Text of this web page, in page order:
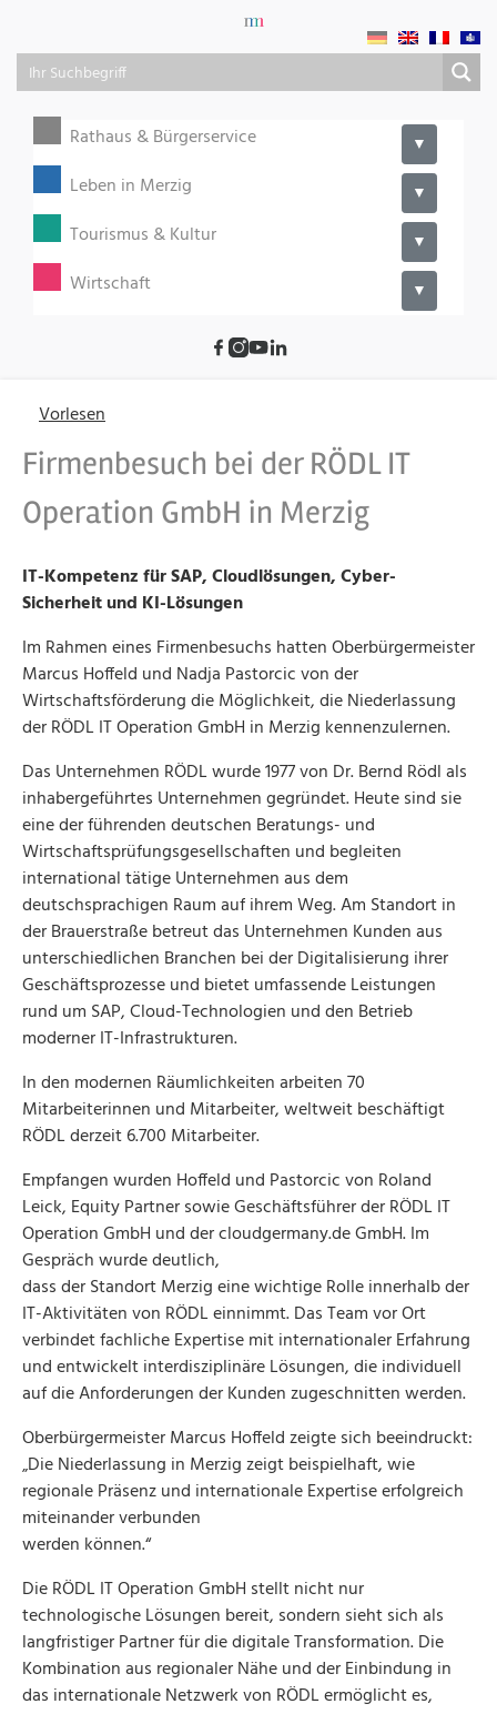
Rathaus & Bürgerservice ▼
Leben in Merzig ▼
Tourismus & Kultur ▼
Wirtschaft ▼
Vorlesen
Firmenbesuch bei der RÖDL IT
Operation GmbH in Merzig
IT-Kompetenz für SAP, Cloudlösungen, Cyber-
Sicherheit und KI-Lösungen
Im Rahmen eines Firmenbesuchs hatten Oberbürgermeister
Marcus Hoffeld und Nadja Pastorcic von der
Wirtschaftsförderung die Möglichkeit, die Niederlassung
der RÖDL IT Operation GmbH in Merzig kennenzulernen.
Das Unternehmen RÖDL wurde 1977 von Dr. Bernd Rödl als
inhabergeführtes Unternehmen gegründet. Heute sind sie
eine der führenden deutschen Beratungs- und
Wirtschaftsprüfungsgesellschaften und begleiten
international tätige Unternehmen aus dem
deutschsprachigen Raum auf ihrem Weg. Am Standort in
der Brauerstraße betreut das Unternehmen Kunden aus
unterschiedlichen Branchen bei der Digitalisierung ihrer
Geschäftsprozesse und bietet umfassende Leistungen
rund um SAP, Cloud-Technologien und den Betrieb
moderner IT-Infrastrukturen.
In den modernen Räumlichkeiten arbeiten 70
Mitarbeiterinnen und Mitarbeiter, weltweit beschäftigt
RÖDL derzeit 6.700 Mitarbeiter.
Empfangen wurden Hoffeld und Pastorcic von Roland
Leick, Equity Partner sowie Geschäftsführer der RÖDL IT
Operation GmbH und der cloudgermany.de GmbH. Im
Gespräch wurde deutlich,
dass der Standort Merzig eine wichtige Rolle innerhalb der
IT-Aktivitäten von RÖDL einnimmt. Das Team vor Ort
verbindet fachliche Expertise mit internationaler Erfahrung
und entwickelt interdisziplinäre Lösungen, die individuell
auf die Anforderungen der Kunden zugeschnitten werden.
Oberbürgermeister Marcus Hoffeld zeigte sich beeindruckt:
„Die Niederlassung in Merzig zeigt beispielhaft, wie
regionale Präsenz und internationale Expertise erfolgreich
miteinander verbunden
werden können.“
Die RÖDL IT Operation GmbH stellt nicht nur
technologische Lösungen bereit, sondern sieht sich als
langfristiger Partner für die digitale Transformation. Die
Kombination aus regionaler Nähe und der Einbindung in
das internationale Netzwerk von RÖDL ermöglicht es,